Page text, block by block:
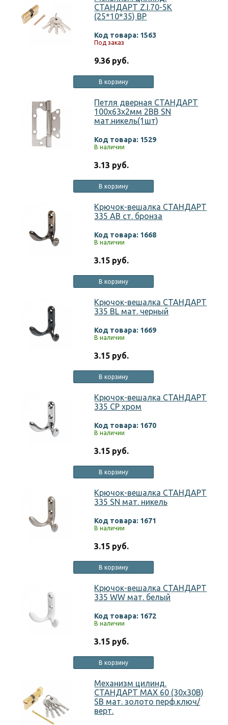
СТАНДАРТ Z.I.70-5K
(25*10*35) BP
Код товара: 1563
Под заказ
9.36 руб.
В корзину
Петля дверная СТАНДАРТ
100х63х2мм 2BB SN
мат.никель(1шт)
Код товара: 1529
В наличии
3.13 руб.
В корзину
Крючок-вешалка СТАНДАРТ
335 АВ ст. бронза
Код товара: 1668
В наличии
3.15 руб.
В корзину
Крючок-вешалка СТАНДАРТ
335 BL мат. черный
Код товара: 1669
В наличии
3.15 руб.
В корзину
Крючок-вешалка СТАНДАРТ
335 СР хром
Код товара: 1670
В наличии
3.15 руб.
В корзину
Крючок-вешалка СТАНДАРТ
335 SN мат. никель
Код товара: 1671
В наличии
3.15 руб.
В корзину
Крючок-вешалка СТАНДАРТ
335 WW мат. белый
Код товара: 1672
В наличии
3.15 руб.
В корзину
Механизм цилинд.
СТАНДАРТ MAX 60 (30х30В)
SB мат. золото перф.ключ/
верт.